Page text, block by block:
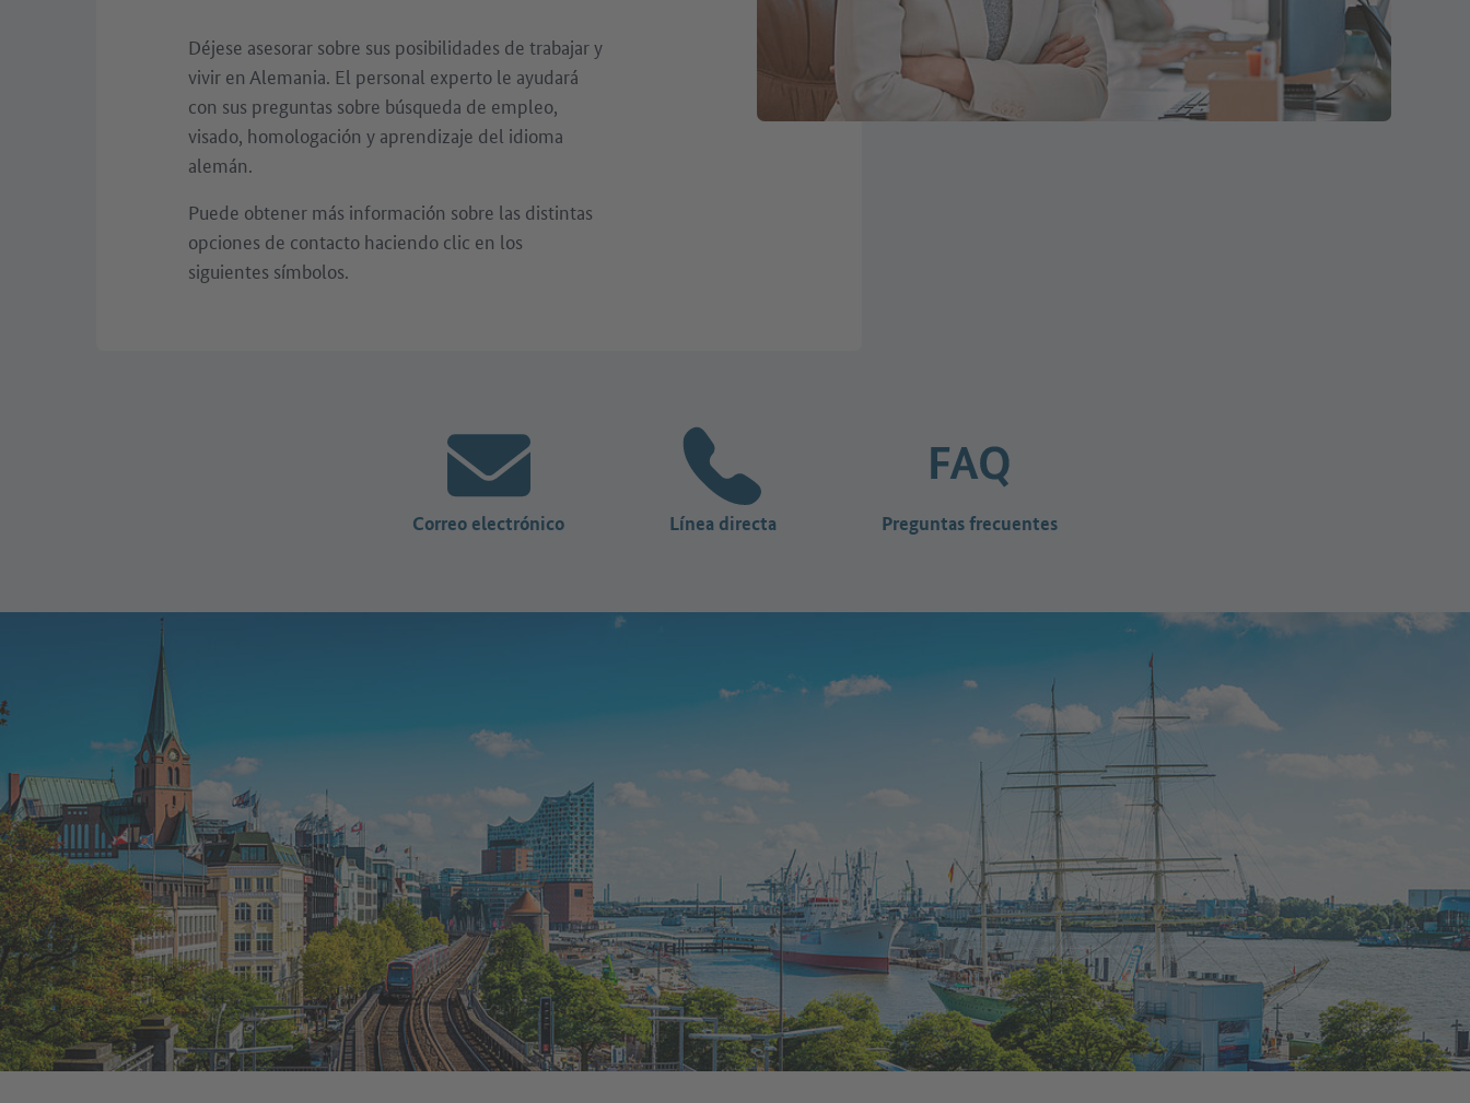
Déjese asesorar sobre sus posibilidades de trabajar y
vivir en Alemania. El personal experto le ayudará
con sus preguntas sobre búsqueda de empleo,
visado, homologación y aprendizaje del idioma
alemán.
Puede obtener más información sobre las distintas
opciones de contacto haciendo clic en los
siguientes símbolos.
Correo electrónico Línea directa Preguntas frecuentes